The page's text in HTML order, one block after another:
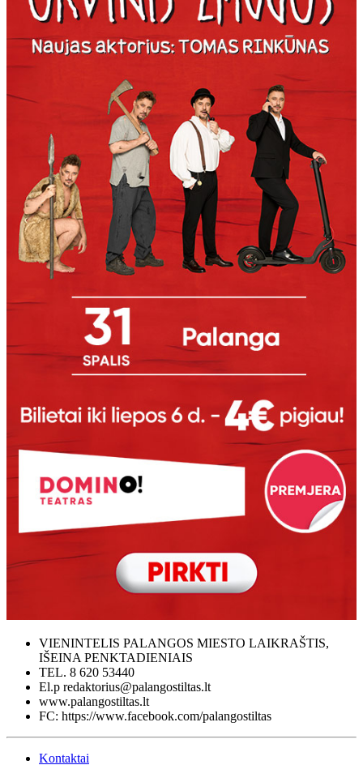
VIENINTELIS PALANGOS MIESTO LAIKRAŠTIS,
IŠEINA PENKTADIENIAIS
TEL. 8 620 53440
El.p redaktorius@palangostiltas.lt
www.palangostiltas.lt
FC: https://www.facebook.com/palangostiltas
Kontaktai